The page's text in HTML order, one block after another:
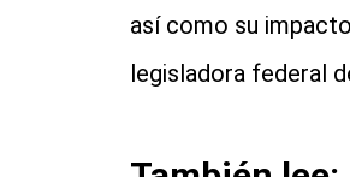
así como su
legisladora federal